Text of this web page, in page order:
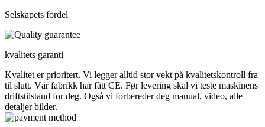
Selskapets fordel
kvalitets garanti
Kvalitet er prioritert. Vi legger alltid stor vekt på kvalitetskontroll fra
til slutt. Vår fabrikk har fått CE. Før levering skal vi teste maskinens
driftstilstand for deg. Også vi forbereder deg manual, video, alle
detaljer bilder.